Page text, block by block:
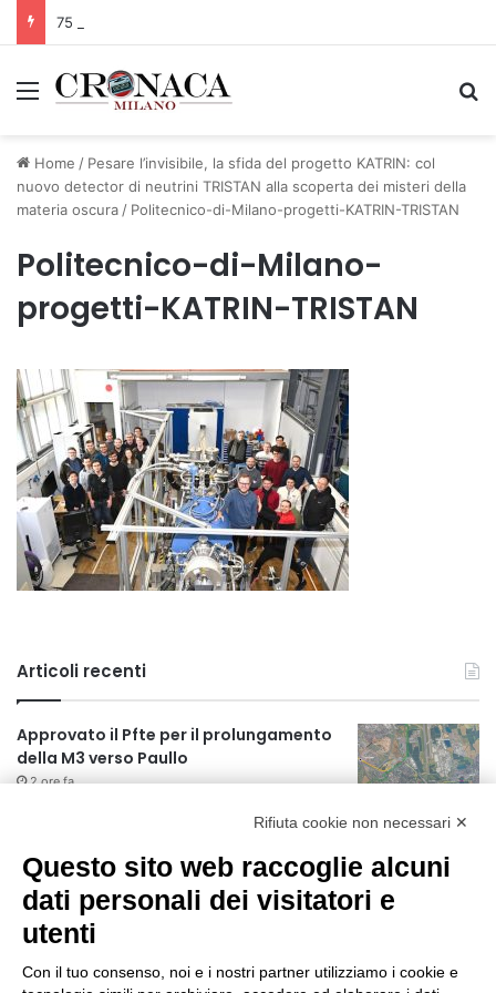
Menu
Home / Pesare l’invisibile, la sfida del progetto KATRIN: col
nuovo detector di neutrini TRISTAN alla scoperta dei misteri della
materia oscura / Politecnico-di-Milano-progetti-KATRIN-TRISTAN
Politecnico-di-Milano-
progetti-KATRIN-TRISTAN
Articoli recenti
Approvato il Pfte per il prolungamento
della M3 verso Paullo
2 ore fa
75 anni di INFN. La comunità, la storia, il
futuro della ricerca in fisica
fondamentale in Italia
2 ore fa
Milano Aiuta Estate, 1600 prestazioni di
assistenza attivate
4 ore fa
Rifiuta cookie non necessari ✕
Questo sito web raccoglie alcuni
dati personali dei visitatori e
utenti
Con il tuo consenso, noi e i nostri partner utilizziamo i cookie e